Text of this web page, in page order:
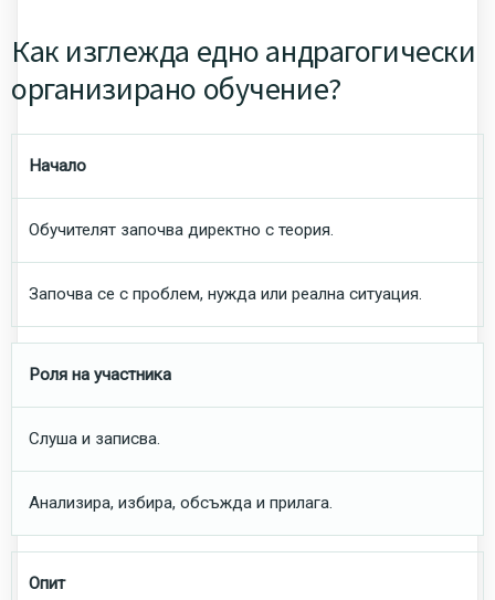
Как изглежда едно андрагогически
организирано обучение?
Начало
Обучителят започва директно с теория.
Започва се с проблем, нужда или реална ситуация.
Роля на участника
Слуша и записва.
Анализира, избира, обсъжда и прилага.
Опит